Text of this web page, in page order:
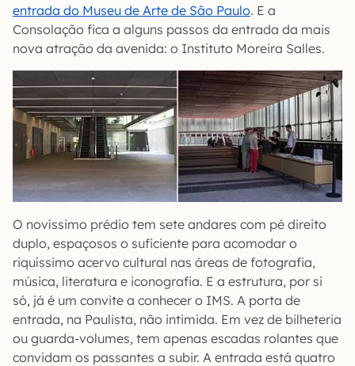
entrada do Museu de Arte de São Paulo. E a
Consolação fica a alguns passos da entrada da mais
nova atração da avenida: o Instituto Moreira Salles.
O novíssimo prédio tem sete andares com pé direito
duplo, espaçosos o suficiente para acomodar o
riquíssimo acervo cultural nas áreas de fotografia,
música, literatura e iconografia. E a estrutura, por si
só, já é um convite a conhecer o IMS. A porta de
entrada, na Paulista, não intimida. Em vez de bilheteria
ou guarda-volumes, tem apenas escadas rolantes que
convidam os passantes a subir. A entrada está quatro